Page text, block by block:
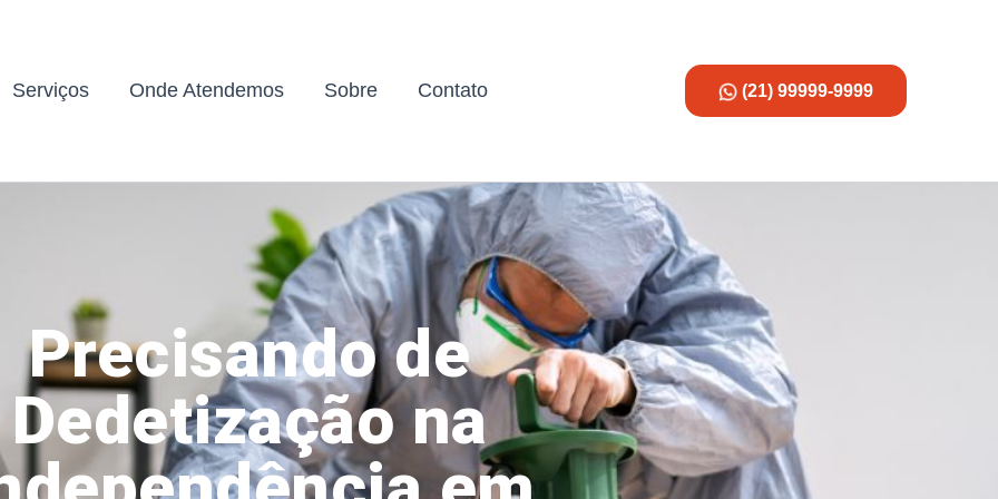
Serviços Onde Atendemos Sobre Contato (21) 99999-9999
Precisando de
Dedetização na